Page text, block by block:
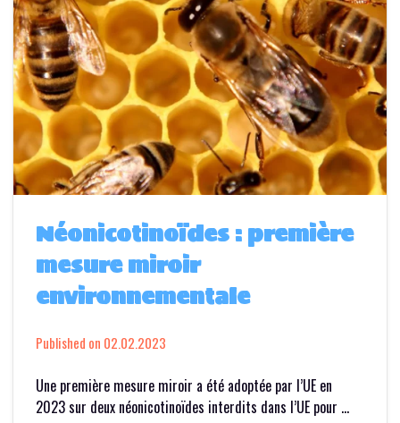
Néonicotinoïdes : première
mesure miroir
environnementale
Published on 02.02.2023
Une première mesure miroir a été adoptée par l’UE en
2023 sur deux néonicotinoïdes interdits dans l’UE pour …